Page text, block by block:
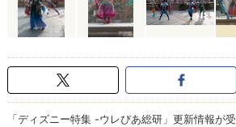
「ディズニー特集 -ウレぴあ総研」更新情報が